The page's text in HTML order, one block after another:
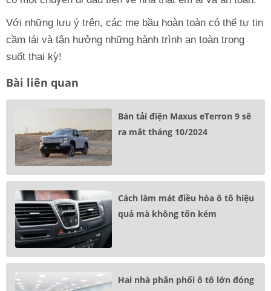
Với những lưu ý trên, các mẹ bầu hoàn toàn có thể tự tin
cầm lái và tận hưởng những hành trình an toàn trong
suốt thai kỳ!
Bài liên quan
Bán tải điện Maxus eTerron 9 sẽ
ra mắt tháng 10/2024
Cách làm mát điều hòa ô tô hiệu
quả mà không tốn kém
Hai nhà phân phối ô tô lớn đóng